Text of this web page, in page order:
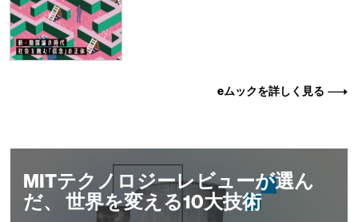
eムックを詳しく見る
MITテクノロジーレビューが選ん
だ、 世界を変える10大技術